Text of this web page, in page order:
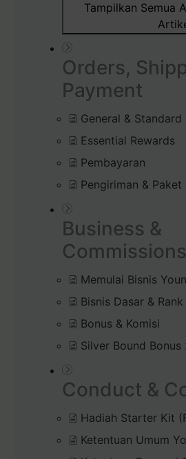
Tampilkan Semua
Orders,
Payment
General & Standard
Essential Rewards
Pembayaran
Pengiriman & Paket
Business &
Commissions
Memulai Bisnis
Bisnis Dasar & Rank
Bonus & Komisi
Silver Bound Bonus
Conduct &
Hadiah Starter Kit
Ketentuan Umum